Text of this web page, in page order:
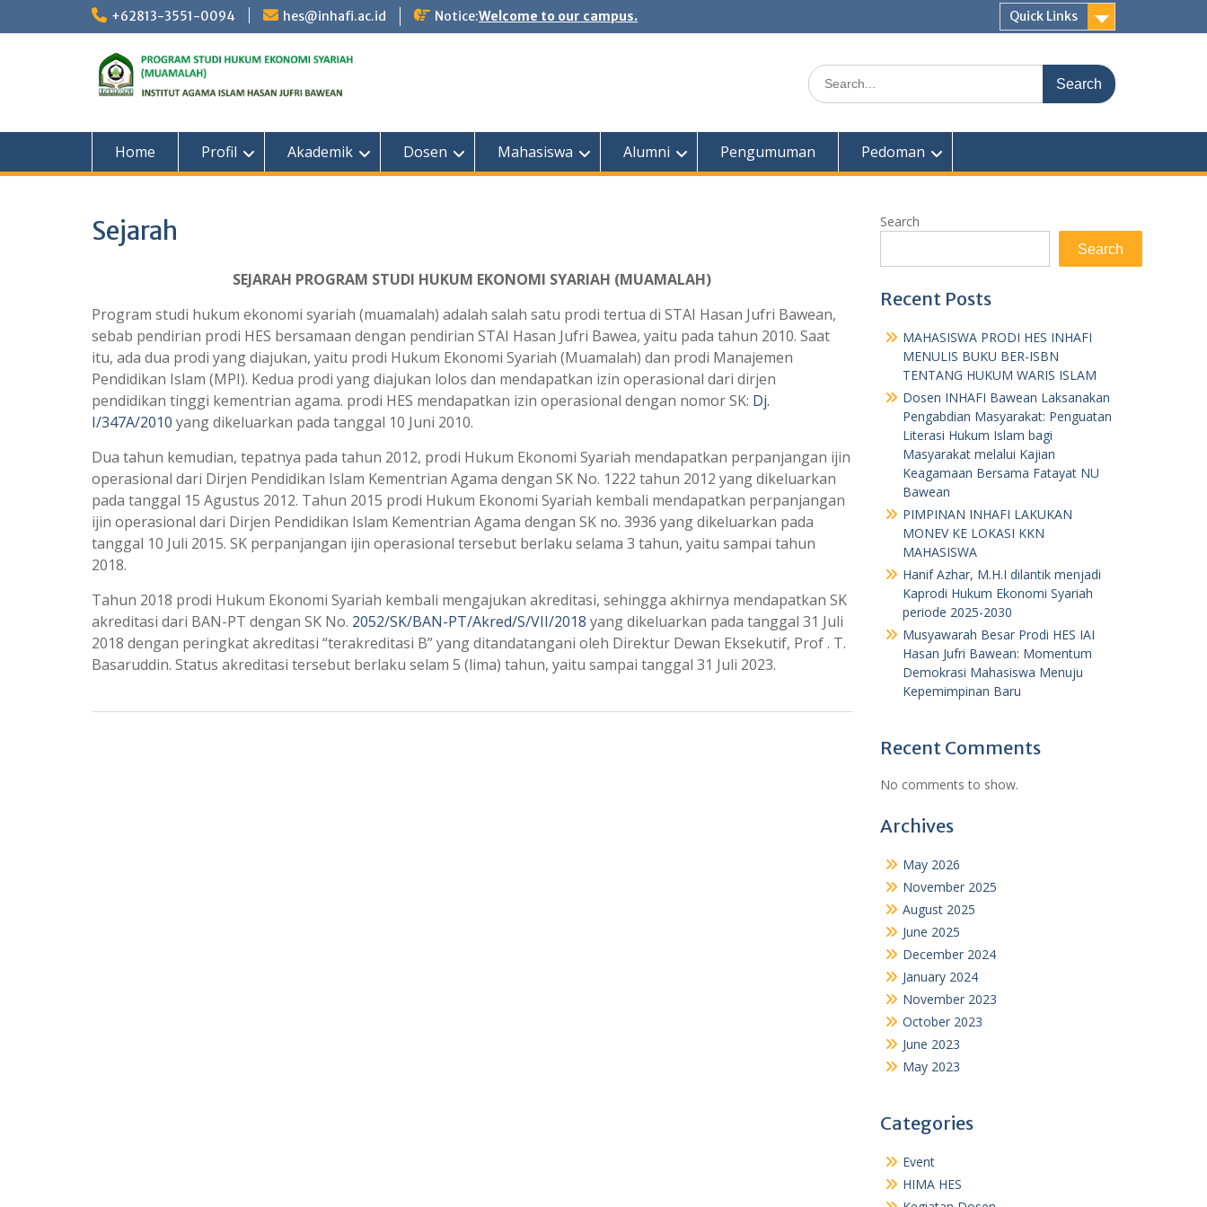
+62813-3551-0094 hes@inhafi.ac.id Notice:Welcome to our campus. Quick Links
Search
for:
Home Profil Akademik Dosen Mahasiswa Alumni Pengumuman Pedoman
Sejarah
SEJARAH PROGRAM STUDI HUKUM EKONOMI SYARIAH (MUAMALAH)
Program studi hukum ekonomi syariah (muamalah) adalah salah satu prodi tertua di STAI Hasan Jufri Bawean,
sebab pendirian prodi HES bersamaan dengan pendirian STAI Hasan Jufri Bawea, yaitu pada tahun 2010. Saat
itu, ada dua prodi yang diajukan, yaitu prodi Hukum Ekonomi Syariah (Muamalah) dan prodi Manajemen
Pendidikan Islam (MPI). Kedua prodi yang diajukan lolos dan mendapatkan izin operasional dari dirjen
pendidikan tinggi kementrian agama. prodi HES mendapatkan izin operasional dengan nomor SK: Dj.
I/347A/2010 yang dikeluarkan pada tanggal 10 Juni 2010.
Dua tahun kemudian, tepatnya pada tahun 2012, prodi Hukum Ekonomi Syariah mendapatkan perpanjangan ijin
operasional dari Dirjen Pendidikan Islam Kementrian Agama dengan SK No. 1222 tahun 2012 yang dikeluarkan
pada tanggal 15 Agustus 2012. Tahun 2015 prodi Hukum Ekonomi Syariah kembali mendapatkan perpanjangan
ijin operasional dari Dirjen Pendidikan Islam Kementrian Agama dengan SK no. 3936 yang dikeluarkan pada
tanggal 10 Juli 2015. SK perpanjangan ijin operasional tersebut berlaku selama 3 tahun, yaitu sampai tahun
2018.
Tahun 2018 prodi Hukum Ekonomi Syariah kembali mengajukan akreditasi, sehingga akhirnya mendapatkan SK
akreditasi dari BAN-PT dengan SK No. 2052/SK/BAN-PT/Akred/S/VII/2018 yang dikeluarkan pada tanggal 31 Juli
2018 dengan peringkat akreditasi “terakreditasi B” yang ditandatangani oleh Direktur Dewan Eksekutif, Prof . T.
Basaruddin. Status akreditasi tersebut berlaku selam 5 (lima) tahun, yaitu sampai tanggal 31 Juli 2023.
Search
Search
Recent Posts
MAHASISWA PRODI HES INHAFI
MENULIS BUKU BER-ISBN
TENTANG HUKUM WARIS ISLAM
Dosen INHAFI Bawean Laksanakan
Pengabdian Masyarakat: Penguatan
Literasi Hukum Islam bagi
Masyarakat melalui Kajian
Keagamaan Bersama Fatayat NU
Bawean
PIMPINAN INHAFI LAKUKAN
MONEV KE LOKASI KKN
MAHASISWA
Hanif Azhar, M.H.I dilantik menjadi
Kaprodi Hukum Ekonomi Syariah
periode 2025-2030
Musyawarah Besar Prodi HES IAI
Hasan Jufri Bawean: Momentum
Demokrasi Mahasiswa Menuju
Kepemimpinan Baru
Recent Comments
No comments to show.
Archives
May 2026
November 2025
August 2025
June 2025
December 2024
January 2024
November 2023
October 2023
June 2023
May 2023
Categories
Event
HIMA HES